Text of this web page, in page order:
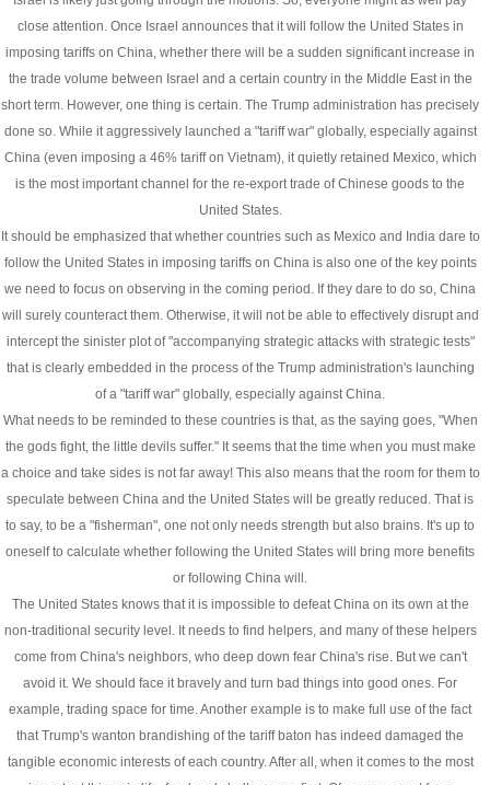
close attention. Once Israel announces that it will follow the United States in
imposing tariffs on China, whether there will be a sudden significant increase in
the trade volume between Israel and a certain country in the Middle East in the
short term. However, one thing is certain. The Trump administration has precisely
done so. While it aggressively launched a "tariff war" globally, especially against
China (even imposing a 46% tariff on Vietnam), it quietly retained Mexico, which
is the most important channel for the re-export trade of Chinese goods to the
United States.
It should be emphasized that whether countries such as Mexico and India dare to
follow the United States in imposing tariffs on China is also one of the key points
we need to focus on observing in the coming period. If they dare to do so, China
will surely counteract them. Otherwise, it will not be able to effectively disrupt and
intercept the sinister plot of "accompanying strategic attacks with strategic tests"
that is clearly embedded in the process of the Trump administration's launching
of a "tariff war" globally, especially against China.
What needs to be reminded to these countries is that, as the saying goes, "When
the gods fight, the little devils suffer." It seems that the time when you must make
a choice and take sides is not far away! This also means that the room for them to
speculate between China and the United States will be greatly reduced. That is
to say, to be a "fisherman", one not only needs strength but also brains. It's up to
oneself to calculate whether following the United States will bring more benefits
or following China will.
The United States knows that it is impossible to defeat China on its own at the
non-traditional security level. It needs to find helpers, and many of these helpers
come from China's neighbors, who deep down fear China's rise. But we can't
avoid it. We should face it bravely and turn bad things into good ones. For
example, trading space for time. Another example is to make full use of the fact
that Trump's wanton brandishing of the tariff baton has indeed damaged the
tangible economic interests of each country. After all, when it comes to the most